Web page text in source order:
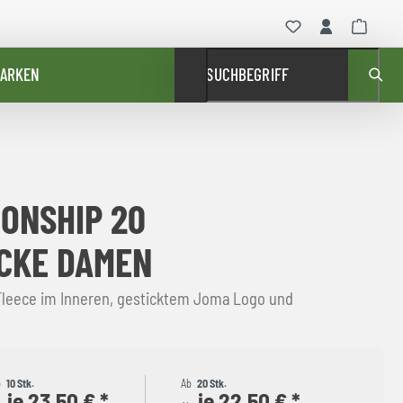
SUCHBEGRIFF
20
DAMEN
im Inneren, gesticktem Joma Logo und
10 Stk.
Ab 20 Stk.